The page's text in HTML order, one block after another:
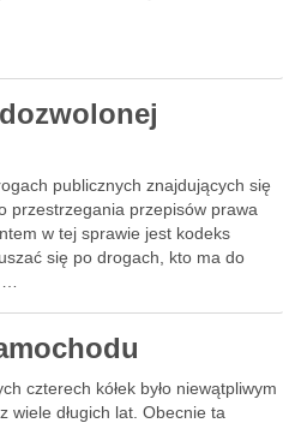
publicznych znajdujących się
przestrzegania przepisów prawa
w tej sprawie jest kodeks
się po drogach, kto ma do
czterech kółek było niewątpliwym
wiele długich lat. Obecnie ta